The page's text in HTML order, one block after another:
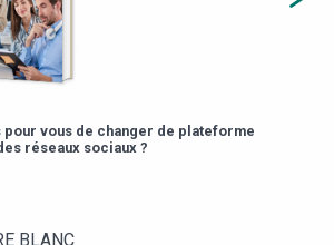
pour vous de changer de plateforme
réseaux sociaux ?
BLANC